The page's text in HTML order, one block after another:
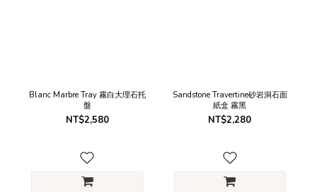
Blanc Marbre Tray 霧白大理石托
盤
NT$2,580
Sandstone Travertine砂岩洞石面
紙盒 霧黑
NT$2,280